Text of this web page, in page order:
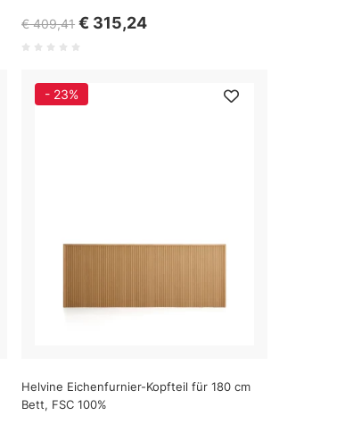
€ 409,41 € 315,24
- 23%
Helvine Eichenfurnier-Kopfteil für 180 cm
Bett, FSC 100%